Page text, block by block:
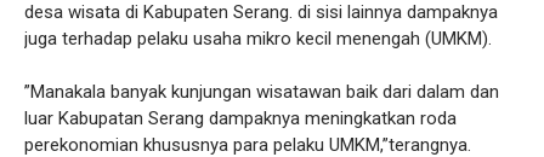
desa wisata di Kabupaten Serang. di sisi lainnya dampaknya
juga terhadap pelaku usaha mikro kecil menengah (UMKM).
”Manakala banyak kunjungan wisatawan baik dari dalam dan
luar Kabupatan Serang dampaknya meningkatkan roda
perekonomian khususnya para pelaku UMKM,”terangnya.